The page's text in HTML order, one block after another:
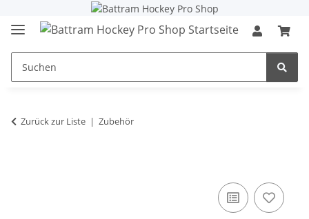
Zurück zur Liste Zubehör